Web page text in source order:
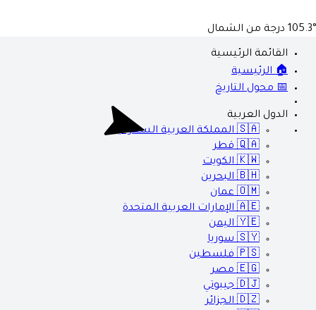
105.3° درجة من الشمال
القائمة الرئيسية
🏠 الرئيسية
📅 محول التاريخ
الدول العربية
🇸🇦 المملكة العربية السعودية
🇶🇦 قطر
🇰🇼 الكويت
🇧🇭 البحرين
🇴🇲 عمان
🇦🇪 الإمارات العربية المتحدة
🇾🇪 اليمن
🇸🇾 سوريا
🇵🇸 فلسطين
🇪🇬 مصر
🇩🇯 جيبوتي
🇩🇿 الجزائر